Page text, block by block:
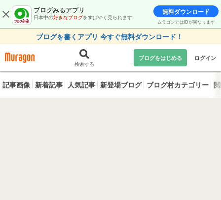
ブログみるアプリ
日本中の好きなブログをすばやく見られます
無料ダウンロード
ムラゴンとはIDが異なります
ブログを書くアプリ 今すぐ無料ダウンロード！
検索する
ブログをはじめる ログイン
記事画像 新着記事 人気記事 新登場ブログ ブログ村カテゴリー